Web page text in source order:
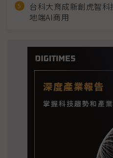
台科大育成新創虎智科
地端AI商用